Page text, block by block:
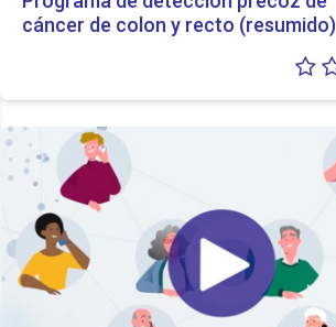
cáncer de colon y recto (resumido)